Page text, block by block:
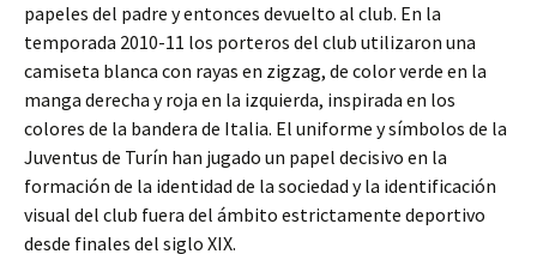
papeles del padre y entonces devuelto al club. En la
temporada 2010-11 los porteros del club utilizaron una
camiseta blanca con rayas en zigzag, de color verde en la
manga derecha y roja en la izquierda, inspirada en los
colores de la bandera de Italia. El uniforme y símbolos de la
Juventus de Turín han jugado un papel decisivo en la
formación de la identidad de la sociedad y la identificación
visual del club fuera del ámbito estrictamente deportivo
desde finales del siglo XIX.